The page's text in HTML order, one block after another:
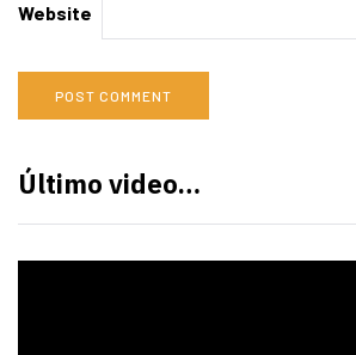
Website
Último video…